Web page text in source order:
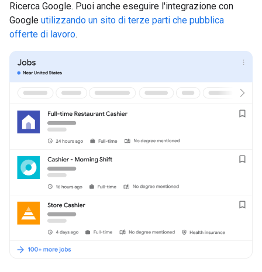
Ricerca Google. Puoi anche eseguire l'integrazione con
Google utilizzando un sito di terze parti che pubblica
offerte di lavoro.